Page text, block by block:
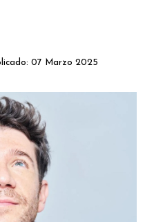
07 Marzo 2025